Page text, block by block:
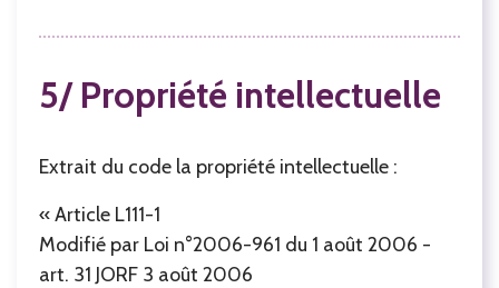
5/ Propriété intellectuelle
Extrait du code la propriété intellectuelle :
« Article L111-1
Modifié par Loi n°2006-961 du 1 août 2006 -
art. 31 JORF 3 août 2006